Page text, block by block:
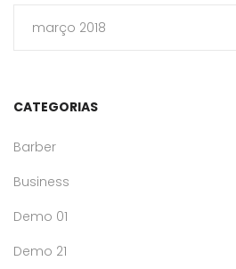
março 2018
CATEGORIAS
Barber
Business
Demo 01
Demo 21